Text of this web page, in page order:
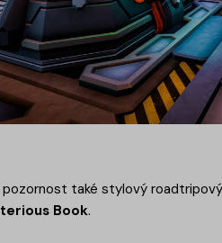
také stylový
Book.